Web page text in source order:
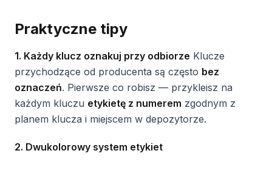
Praktyczne tipy
1. Każdy klucz oznakuj przy odbiorze Klucze
przychodzące od producenta są często bez
oznaczeń. Pierwsze co robisz — przykleisz na
każdym kluczu etykietę z numerem zgodnym z
planem klucza i miejscem w depozytorze.
2. Dwukolorowy system etykiet